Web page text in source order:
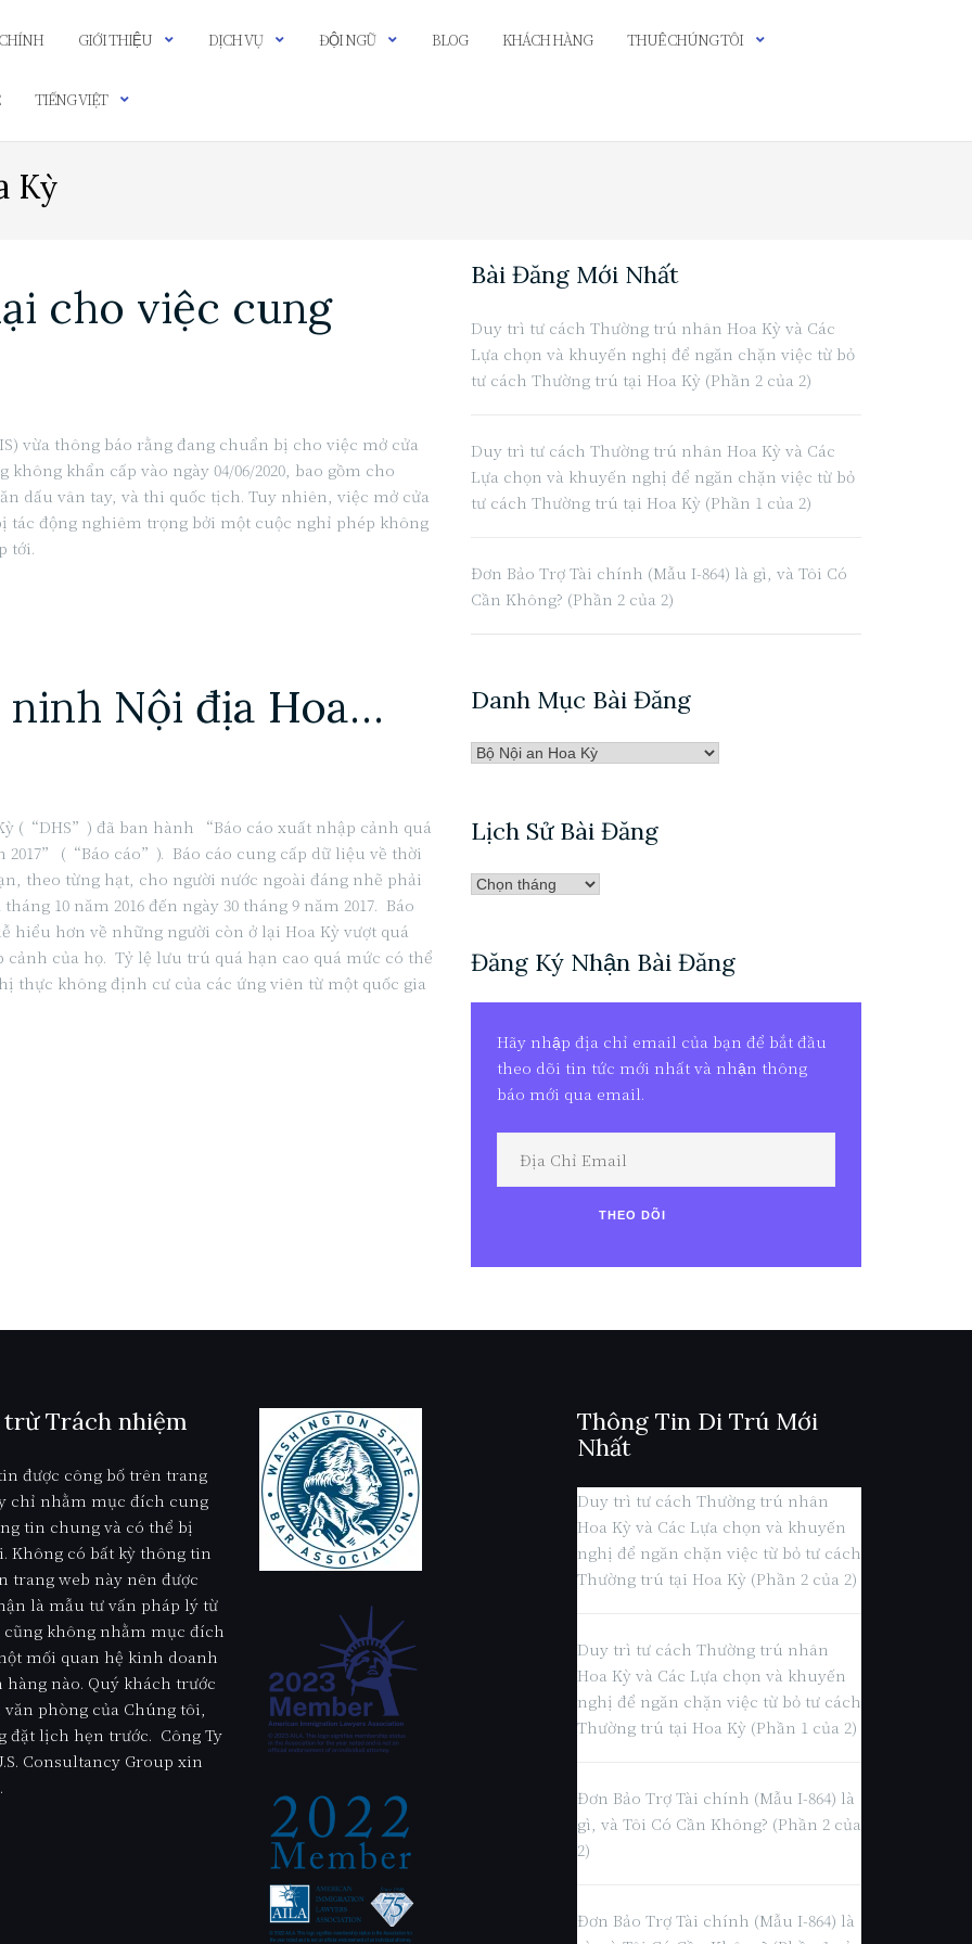
GIỚI THIỆU DỊCH VỤ ĐỘI NGŨ BLOG KHÁCH HÀNG THUÊ CHÚNG TÔI
TIẾNG VIỆT
Kỳ
cho việc cung
vừa thông báo rằng đang chuẩn bị cho việc mở cửa
khẩn cấp vào ngày 04/06/2020, bao gồm cho
dấu vân tay, và thi quốc tịch. Tuy nhiên, việc mở cửa
tác động nghiêm trọng bởi một cuộc nghỉ phép không
tới.
ninh Nội địa Hoa…
(“DHS”) đã ban hành “Báo cáo xuất nhập cảnh quá
2017” (“Báo cáo”). Báo cáo cung cấp dữ liệu về thời
theo từng hạt, cho người nước ngoài ​​đáng nhẽ phải
10 năm 2016 đến ngày 30 tháng 9 năm 2017. Báo
hiểu hơn về những người còn ở lại Hoa Kỳ vượt quá
cảnh của họ. Tỷ lệ lưu trú quá hạn cao quá mức có thể
thực không định cư của các ứng viên từ một quốc gia
Bài Đăng Mới Nhất
Duy trì tư cách Thường trú nhân Hoa Kỳ và Các
Lựa chọn và khuyến nghị để ngăn chặn việc từ bỏ
tư cách Thường trú tại Hoa Kỳ (Phần 2 của 2)
Duy trì tư cách Thường trú nhân Hoa Kỳ và Các
Lựa chọn và khuyến nghị để ngăn chặn việc từ bỏ
tư cách Thường trú tại Hoa Kỳ (Phần 1 của 2)
Đơn Bảo Trợ Tài chính (Mẫu I-864) là gì, và Tôi Có
Cần Không? (Phần 2 của 2)
Danh Mục Bài Đăng
Danh
Đăng
Lịch Sử Bài Đăng
Lịch
Đăng
Đăng Ký Nhận Bài Đăng
Hãy nhập địa chỉ email của bạn để bắt đầu
theo dõi tin tức mới nhất và nhận thông
báo mới qua email.
Chỉ
THEO DÕI
Trách nhiệm
được công bố trên trang
chỉ nhằm mục đích cung
tin chung và có thể bị
Không có bất kỳ thông tin
trang web này nên được
là mẫu tư vấn pháp lý từ
cũng không nhằm mục đích
mối quan hệ kinh doanh
hàng nào. Quý khách trước
văn phòng của Chúng tôi,
đặt lịch hẹn trước. Công Ty
Consultancy Group xin
Thông Tin Di Trú Mới
Nhất
Duy trì tư cách Thường trú nhân
Hoa Kỳ và Các Lựa chọn và khuyến
nghị để ngăn chặn việc từ bỏ tư cách
Thường trú tại Hoa Kỳ (Phần 2 của 2)
Duy trì tư cách Thường trú nhân
Hoa Kỳ và Các Lựa chọn và khuyến
nghị để ngăn chặn việc từ bỏ tư cách
Thường trú tại Hoa Kỳ (Phần 1 của 2)
Đơn Bảo Trợ Tài chính (Mẫu I-864) là
gì, và Tôi Có Cần Không? (Phần 2 của
2)
Đơn Bảo Trợ Tài chính (Mẫu I-864) là